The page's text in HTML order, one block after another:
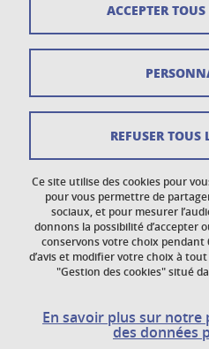
Mentions légales
Données personnelles
Accessibilité : non conforme
Politique des cookies
Réclamations
Ce site utilise des cookies pour
pour vous permettre de
sociaux, et pour mesurer
donnons la possibilité d’accepter
conservons votre choix pendant
d’avis et modifier votre choix à
"Gestion des cookies" situé
En savoir plus sur
des données
ACCEPTER
REFUSER TOUS